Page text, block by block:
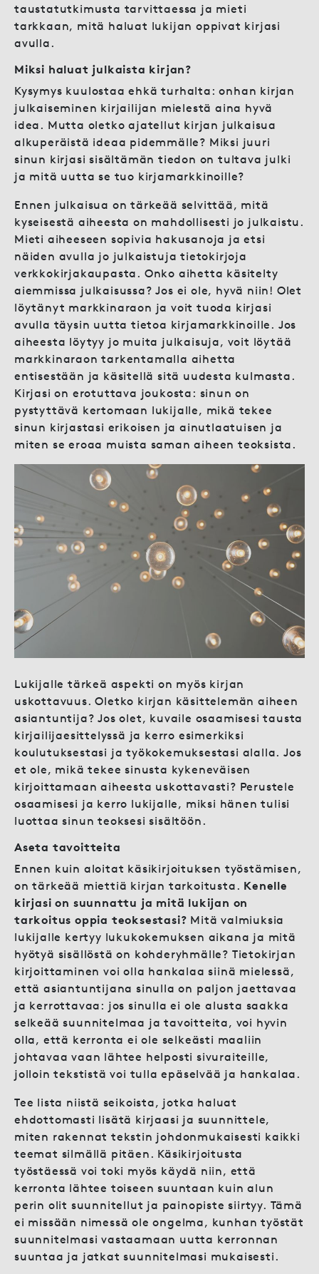
taustatutkimusta tarvittaessa ja mieti
tarkkaan, mitä haluat lukijan oppivat kirjasi
avulla.
Miksi haluat julkaista kirjan?
Kysymys kuulostaa ehkä turhalta: onhan kirjan
julkaiseminen kirjailijan mielestä aina hyvä
idea. Mutta oletko ajatellut kirjan julkaisua
alkuperäistä ideaa pidemmälle? Miksi juuri
sinun kirjasi sisältämän tiedon on tultava julki
ja mitä uutta se tuo kirjamarkkinoille?
Ennen julkaisua on tärkeää selvittää, mitä
kyseisestä aiheesta on mahdollisesti jo julkaistu.
Mieti aiheeseen sopivia hakusanoja ja etsi
näiden avulla jo julkaistuja tietokirjoja
verkkokirjakaupasta. Onko aihetta käsitelty
aiemmissa julkaisussa? Jos ei ole, hyvä niin! Olet
löytänyt markkinaraon ja voit tuoda kirjasi
avulla täysin uutta tietoa kirjamarkkinoille. Jos
aiheesta löytyy jo muita julkaisuja, voit löytää
markkinaraon tarkentamalla aihetta
entisestään ja käsitellä sitä uudesta kulmasta.
Kirjasi on erotuttava joukosta: sinun on
pystyttävä kertomaan lukijalle, mikä tekee
sinun kirjastasi erikoisen ja ainutlaatuisen ja
miten se eroaa muista saman aiheen teoksista.
Lukijalle tärkeä aspekti on myös kirjan
uskottavuus. Oletko kirjan käsittelemän aiheen
asiantuntija? Jos olet, kuvaile osaamisesi tausta
kirjailijaesittelyssä ja kerro esimerkiksi
koulutuksestasi ja työkokemuksestasi alalla. Jos
et ole, mikä tekee sinusta kykeneväisen
kirjoittamaan aiheesta uskottavasti? Perustele
osaamisesi ja kerro lukijalle, miksi hänen tulisi
luottaa sinun teoksesi sisältöön.
Aseta tavoitteita
Ennen kuin aloitat käsikirjoituksen työstämisen,
on tärkeää miettiä kirjan tarkoitusta. Kenelle
kirjasi on suunnattu ja mitä lukijan on
tarkoitus oppia teoksestasi? Mitä valmiuksia
lukijalle kertyy lukukokemuksen aikana ja mitä
hyötyä sisällöstä on kohderyhmälle? Tietokirjan
kirjoittaminen voi olla hankalaa siinä mielessä,
että asiantuntijana sinulla on paljon jaettavaa
ja kerrottavaa: jos sinulla ei ole alusta saakka
selkeää suunnitelmaa ja tavoitteita, voi hyvin
olla, että kerronta ei ole selkeästi maaliin
johtavaa vaan lähtee helposti sivuraiteille,
jolloin tekstistä voi tulla epäselvää ja hankalaa.
Tee lista niistä seikoista, jotka haluat
ehdottomasti lisätä kirjaasi ja suunnittele,
miten rakennat tekstin johdonmukaisesti kaikki
teemat silmällä pitäen. Käsikirjoitusta
työstäessä voi toki myös käydä niin, että
kerronta lähtee toiseen suuntaan kuin alun
perin olit suunnitellut ja painopiste siirtyy. Tämä
ei missään nimessä ole ongelma, kunhan työstät
suunnitelmasi vastaamaan uutta kerronnan
suuntaa ja jatkat suunnitelmasi mukaisesti.